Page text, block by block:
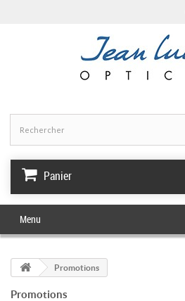
Panier
Menu
Promotions
Promotions